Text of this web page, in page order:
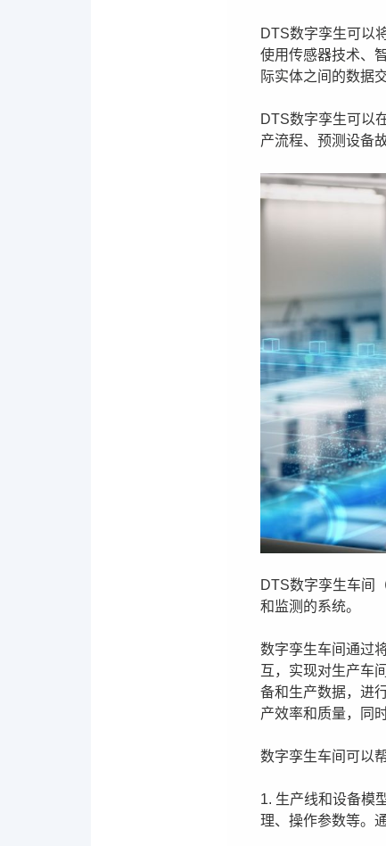
DTS数字孪生可以
使用传感器技术、
际实体之间的数据
DTS数字孪生可以
产流程、预测设备
DTS数字孪生车间
和监测的系统。
数字孪生车间通过
互，实现对生产车
备和生产数据，进
产效率和质量，同
数字孪生车间可以
1. 生产线和设备模
理、操作参数等。